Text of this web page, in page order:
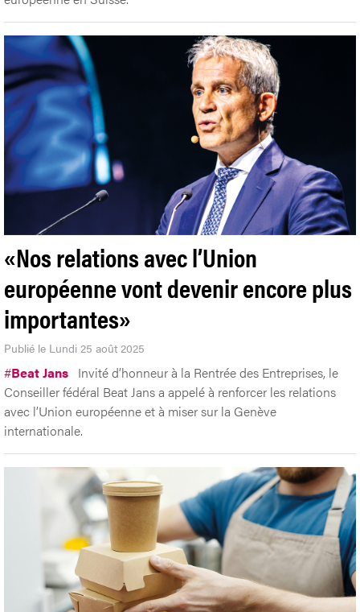
«Nos relations avec l’Union
européenne vont devenir encore plus
importantes»
Publié le Lundi 25 août 2025
#Beat Jans Invité d’honneur à la Rentrée des Entreprises, le
Conseiller fédéral Beat Jans a appelé à renforcer les relations
avec l’Union européenne et à miser sur la Genève
internationale.